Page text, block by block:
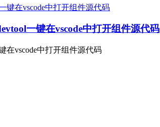
一键在vscode中打开组件源代码
在vscode中打开组件源代码